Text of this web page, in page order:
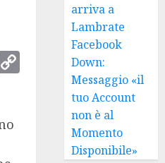
arriva a
Lambrate
Facebook
Down:
Messaggio «il
tuo Account
non è al
Momento
Disponibile»